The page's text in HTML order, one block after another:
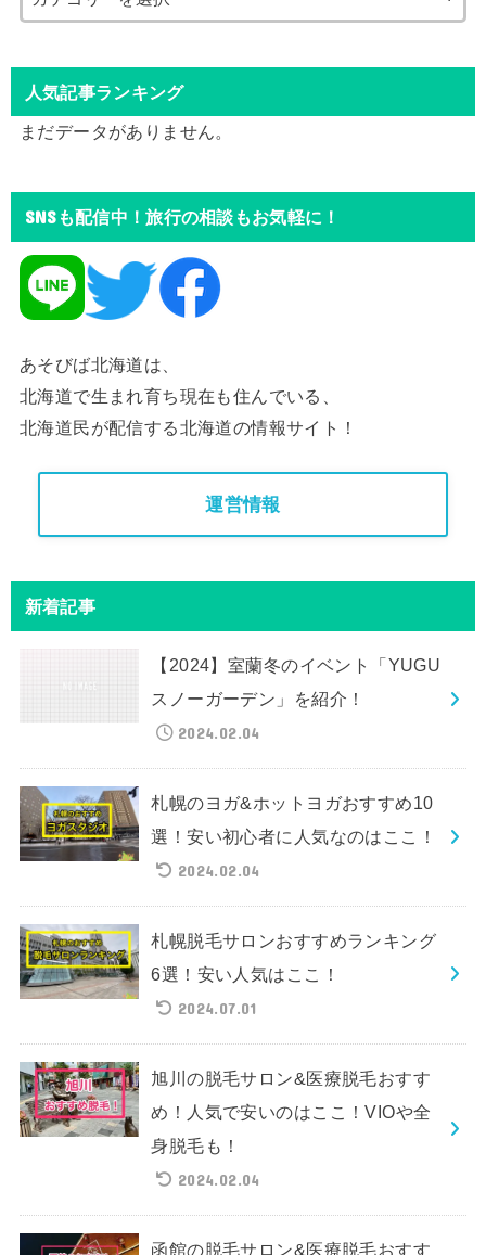
人気記事ランキング
まだデータがありません。
SNSも配信中！旅行の相談もお気軽に！
あそびば北海道は、
北海道で生まれ育ち現在も住んでいる、
北海道民が配信する北海道の情報サイト！
運営情報
新着記事
【2024】室蘭冬のイベント「YUGU
スノーガーデン」を紹介！
2024.02.04
札幌のヨガ&ホットヨガおすすめ10
選！安い初心者に人気なのはここ！
2024.02.04
札幌脱毛サロンおすすめランキング
6選！安い人気はここ！
2024.07.01
旭川の脱毛サロン&医療脱毛おすす
め！人気で安いのはここ！VIOや全
身脱毛も！
2024.02.04
函館の脱毛サロン&医療脱毛おすす